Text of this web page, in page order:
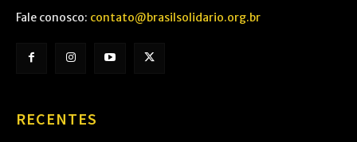
Fale conosco: contato@brasilsolidario.org.br
RECENTES